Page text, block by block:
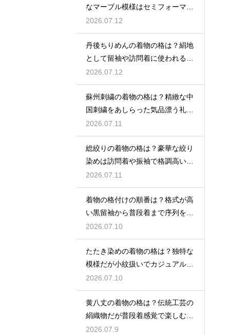
なマーブル模様はセミフォーマル
な装いにも映える
2026.07.12
丹後ちりめんの着物の格は？絹地
として留袖や訪問着に使われる高
級素材
2026.07.12
蘇州刺繍の着物の格は？精緻な中
国刺繍をあしらった気品漂う礼装
着
2026.07.11
総絞りの着物の格は？豪華な絞り
染めは訪問着や振袖で格調高い印
象に
2026.07.11
着物の格付けの順番は？格式が高
い黒留袖から普段着まで序列を解
説
2026.07.10
たたき染めの着物の格は？独特な
模様だが小紋扱いでカジュアルに
着こなす
2026.07.10
黄八丈の着物の格は？伝統工芸の
絹織物だが普段着感覚で楽しむお
しゃれ着
2026.07.9